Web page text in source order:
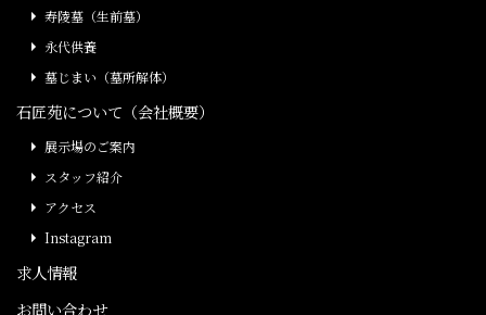
寿陵墓（生前墓）
永代供養
墓じまい（墓所解体）
石匠苑について（会社概要）
展示場のご案内
スタッフ紹介
アクセス
Instagram
求人情報
お問い合わせ